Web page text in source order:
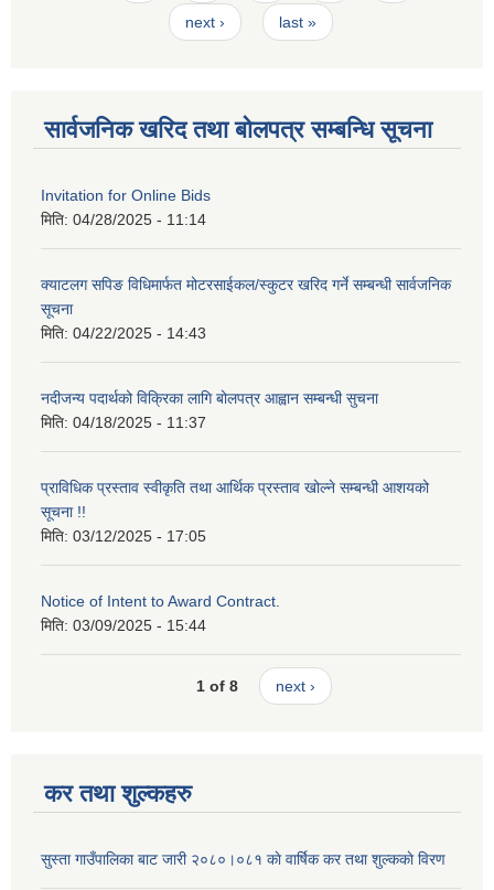
next › last »
सार्वजनिक खरिद तथा बोलपत्र सम्बन्धि सूचना
Invitation for Online Bids
मिति: 04/28/2025 - 11:14
क्याटलग सपिङ विधिमार्फत मोटरसाईकल/स्कुटर खरिद गर्ने सम्बन्धी सार्वजनिक
सूचना
मिति: 04/22/2025 - 14:43
नदीजन्य पदार्थको विक्रिका लागि बोलपत्र आह्वान सम्बन्धी सुचना
मिति: 04/18/2025 - 11:37
प्राविधिक प्रस्ताव स्वीकृति तथा आर्थिक प्रस्ताव खोल्ने सम्बन्धी आशयको
सूचना !!
मिति: 03/12/2025 - 17:05
Notice of Intent to Award Contract.
मिति: 03/09/2025 - 15:44
1 of 8 next ›
कर तथा शुल्कहरु
सुस्ता गाउँपालिका बाट जारी २०८०।०८१ काे वार्षिक कर तथा शुल्ककाे विरण